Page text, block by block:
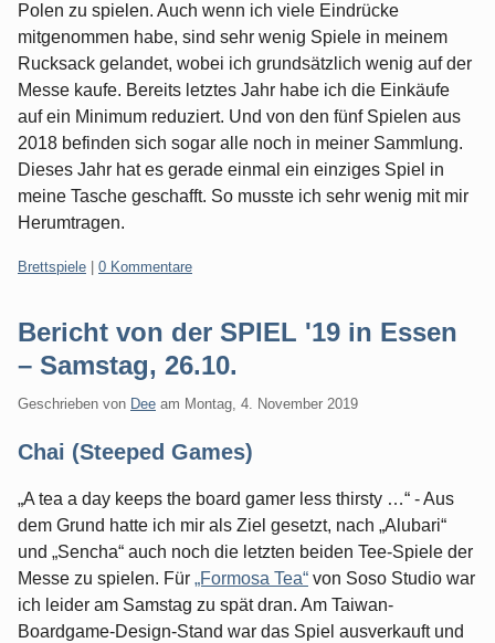
Polen zu spielen. Auch wenn ich viele Eindrücke
mitgenommen habe, sind sehr wenig Spiele in meinem
Rucksack gelandet, wobei ich grundsätzlich wenig auf der
Messe kaufe. Bereits letztes Jahr habe ich die Einkäufe
auf ein Minimum reduziert. Und von den fünf Spielen aus
2018 befinden sich sogar alle noch in meiner Sammlung.
Dieses Jahr hat es gerade einmal ein einziges Spiel in
meine Tasche geschafft. So musste ich sehr wenig mit mir
Herumtragen.
Kategorien:
Brettspiele 0 Kommentare
Bericht von der SPIEL '19 in Essen
– Samstag, 26.10.
Geschrieben von Dee am Montag, 4. November 2019
Chai (Steeped Games)
„A tea a day keeps the board gamer less thirsty …“ - Aus
dem Grund hatte ich mir als Ziel gesetzt, nach „Alubari“
und „Sencha“ auch noch die letzten beiden Tee-Spiele der
Messe zu spielen. Für „Formosa Tea“ von Soso Studio war
ich leider am Samstag zu spät dran. Am Taiwan-
Boardgame-Design-Stand war das Spiel ausverkauft und